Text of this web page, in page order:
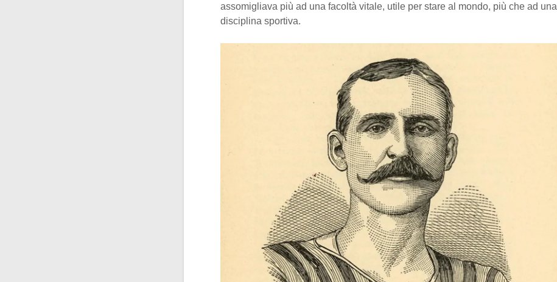
assomigliava più ad una facoltà vitale, utile per stare al mondo, più che ad una
disciplina sportiva.